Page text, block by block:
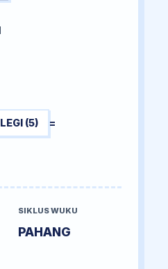
LEGI (5) =
SIKLUS WUKU
PAHANG